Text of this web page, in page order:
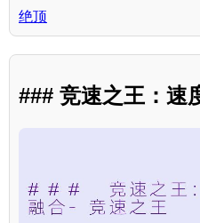
绝顶
### 竞速之王：速